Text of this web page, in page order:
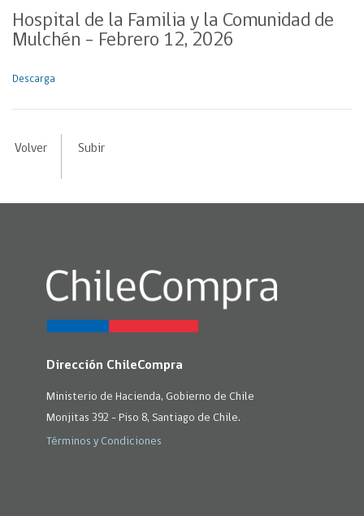
Hospital de la Familia y la Comunidad de
Mulchén – Febrero 12, 2026
Descarga
Volver Subir
Dirección ChileCompra
Ministerio de Hacienda, Gobierno de Chile
Monjitas 392 - Piso 8, Santiago de Chile.
Términos y Condiciones